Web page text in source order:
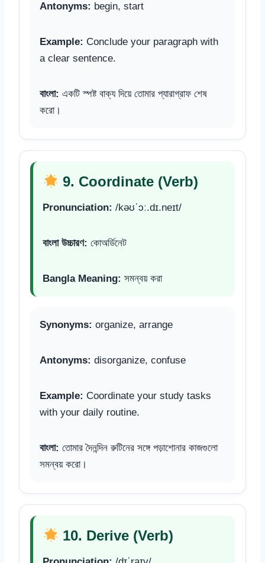
Antonyms: begin, start
Example: Conclude your paragraph with
a clear sentence.
বাংলা: একটি স্পষ্ট বাক্য দিয়ে তোমার প্যারাগ্রাফ শেষ
করো।
9. Coordinate (Verb)
Pronunciation: /kəʊˈɔː.dɪ.neɪt/
বাংলা উচ্চারণ: কোঅর্ডিনেট
Bangla Meaning: সমন্বয় করা
Synonyms: organize, arrange
Antonyms: disorganize, confuse
Example: Coordinate your study tasks
with your daily routine.
বাংলা: তোমার দৈনন্দিন রুটিনের সঙ্গে পড়াশোনার কাজগুলো
সমন্বয় করো।
10. Derive (Verb)